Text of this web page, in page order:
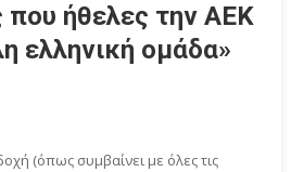
ήθελες την ΑΕΚ
ελληνική ομάδα»
(όπως συμβαίνει με όλες τις